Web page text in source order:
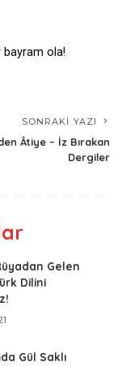
bayram ola!
SONRAKI YAZI
Âtiye – İz Bırakan
Dergiler
Gelen
Dilini
Gül Saklı